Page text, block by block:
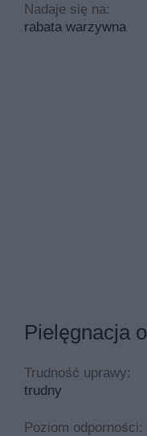
Nadaje się na:
rabata warzywna
Pielęgnacja
Trudność uprawy:
trudny
Poziom odporności: